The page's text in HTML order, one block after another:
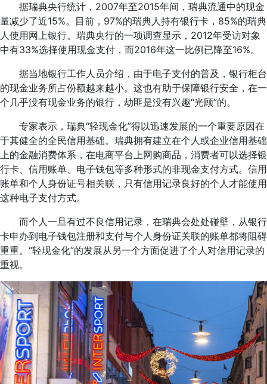
据瑞典央行统计，2007年至2015年间，瑞典流通中的现金
量减少了近15%。目前，97%的瑞典人持有银行卡，85%的瑞典
人使用网上银行。瑞典央行的一项调查显示，2012年受访对象
中有33%选择使用现金支付，而2016年这一比例已降至16%。
据当地银行工作人员介绍，由于电子支付的普及，银行柜台
的现金业务所占份额越来越小。这也有助于保障银行安全，在一
个几乎没有现金业务的银行，劫匪是没有兴趣“光顾”的。
专家表示，瑞典“轻现金化”得以迅速发展的一个重要原因在
于其健全的全民信用基础。瑞典拥有建立在个人或企业信用基础
上的金融消费体系，在电商平台上网购商品，消费者可以选择银
行卡、信用账单、电子钱包等多种形式的非现金支付方式。信用
账单和个人身份证号相关联，只有信用记录良好的个人才能使用
这种电子支付方式。
而个人一旦有过不良信用记录，在瑞典会处处碰壁，从银行
卡申办到电子钱包注册和支付与个人身份证关联的账单都将阻碍
重重。“轻现金化”的发展从另一个方面促进了个人对信用记录的
重视。